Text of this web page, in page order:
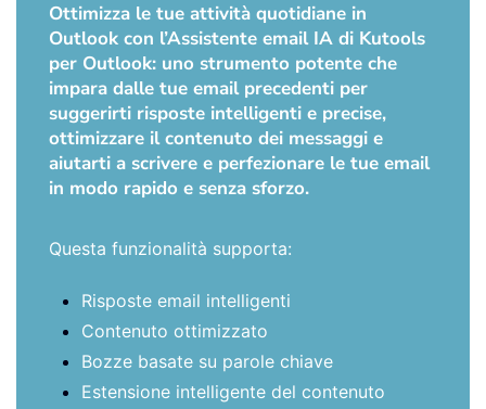
Ottimizza le tue attività quotidiane in
Outlook con l’Assistente email IA di Kutools
per Outlook: uno strumento potente che
impara dalle tue email precedenti per
suggerirti risposte intelligenti e precise,
ottimizzare il contenuto dei messaggi e
aiutarti a scrivere e perfezionare le tue email
in modo rapido e senza sforzo.
Questa funzionalità supporta:
Risposte email intelligenti
Contenuto ottimizzato
Bozze basate su parole chiave
Estensione intelligente del contenuto